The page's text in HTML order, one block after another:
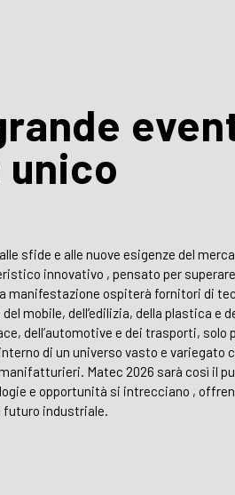
unico
sfide e alle nuove esigenze del
innovativo , pensato per
manifestazione ospiterà fornitori di
mobile, dell’edilizia, della plastica e
dell’automotive e dei trasporti, solo
di un universo vasto e variegato
Matec 2026 sarà così il
e opportunità si intrecciano ,
industriale.